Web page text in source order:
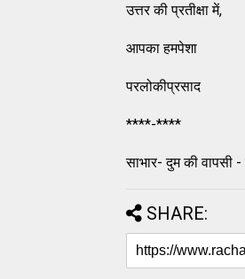
उत्तर की प्रतीक्षा में,
आपका हमपेशा
परलोकीप्रसाद
****-****
साभार- दुम की वापसी
SHARE: